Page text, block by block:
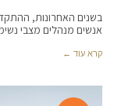
בשנים האחרונות,
אנשים מנהלים מצבי
קרא עוד ←